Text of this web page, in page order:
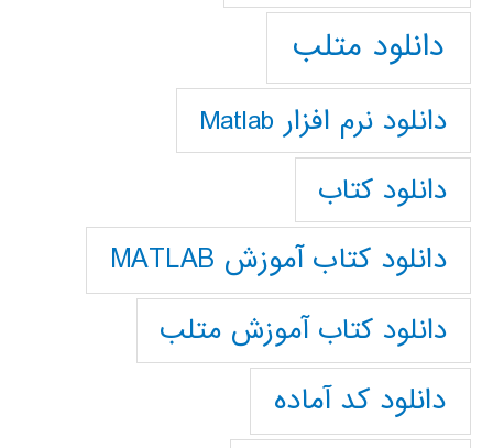
دانلود متلب
دانلود نرم افزار Matlab
دانلود کتاب
دانلود کتاب آموزش MATLAB
دانلود کتاب آموزش متلب
دانلود کد آماده